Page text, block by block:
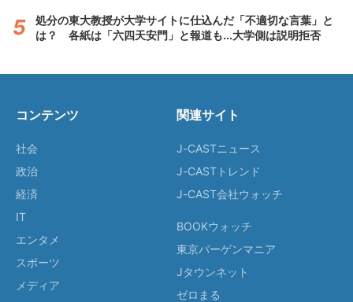
処分の東大教授が大学サイトに仕込んだ「不適切な言葉」と
は？ 各紙は「六四天安門」と報道も...大学側は説明拒否
コンテンツ
社会
政治
経済
IT
エンタメ
スポーツ
メディア
関連サイト
J-CASTニュース
J-CASTトレンド
J-CAST会社ウォッチ
BOOKウォッチ
東京バーゲンマニア
Jタウンネット
ゼロまる